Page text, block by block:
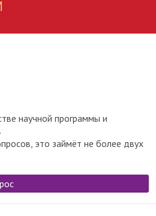
научной программы и
это займёт не более двух